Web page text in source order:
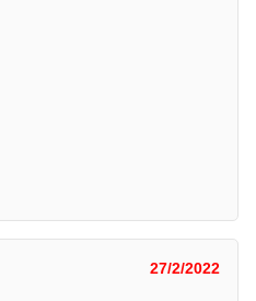
27/2/2022